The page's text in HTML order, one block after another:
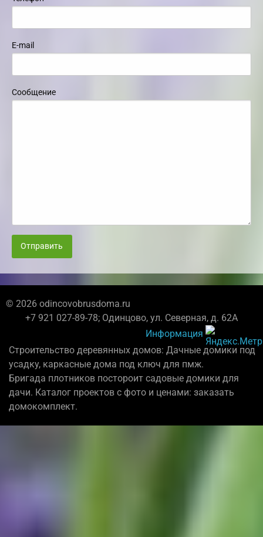
E-mail
Сообщение
Отправить
© 2026 odincovobrusdoma.ru
+7 921 027-89-78; Одинцово, ул. Северная, д. 62А
Информация
Строительство деревянных домов: Дачные домики под
усадку, каркасные дома под ключ для пмж.
Бригада плотников постороит садовые домики для
дачи. Каталог проектов с фото и ценами: заказать
домокомплект.